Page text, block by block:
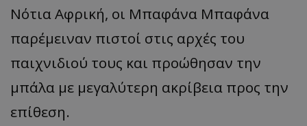
Νότια Αφρική, οι Μπαφάνα Μπαφάνα
παρέμειναν πιστοί στις αρχές του
παιχνιδιού τους και προώθησαν την
μπάλα με μεγαλύτερη ακρίβεια προς την
επίθεση.